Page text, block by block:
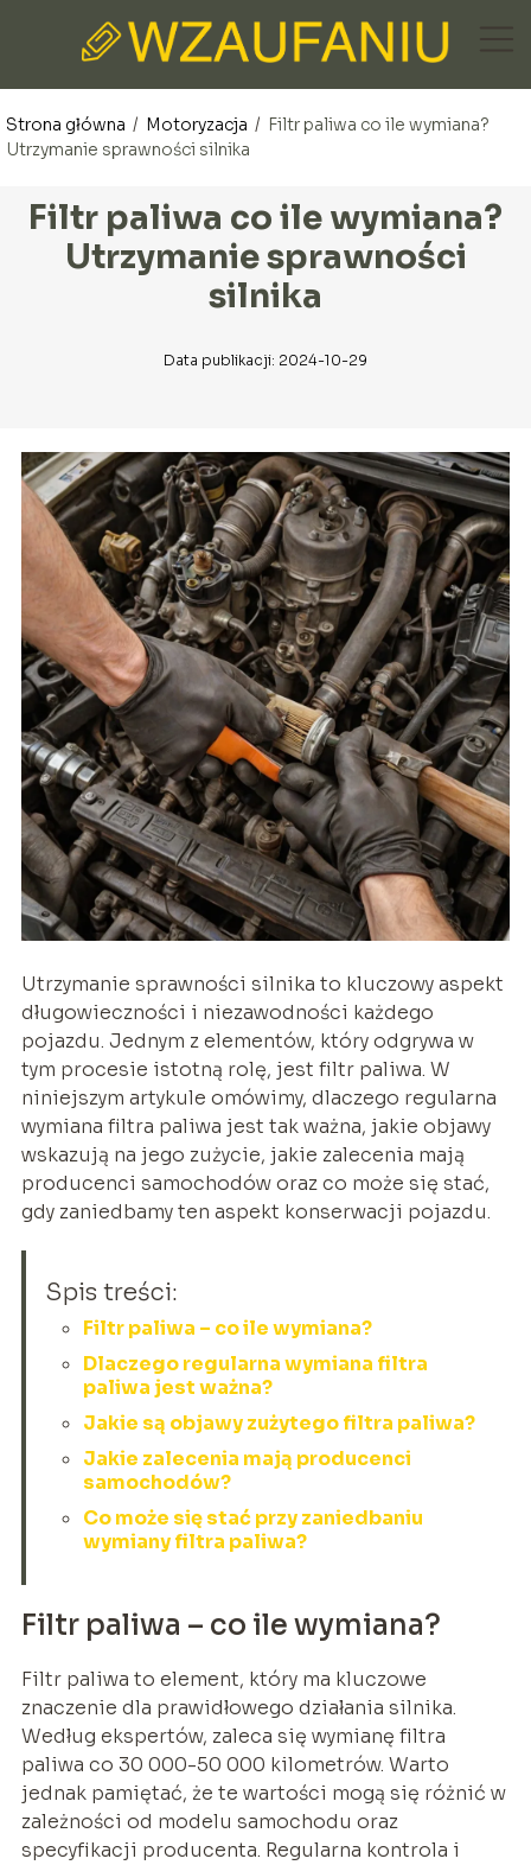
Strona główna / Motoryzacja / Filtr paliwa co ile wymiana?
Utrzymanie sprawności silnika
Filtr paliwa co ile wymiana?
Utrzymanie sprawności
silnika
Data publikacji: 2024-10-29
Utrzymanie sprawności silnika to kluczowy aspekt
długowieczności i niezawodności każdego
pojazdu. Jednym z elementów, który odgrywa w
tym procesie istotną rolę, jest filtr paliwa. W
niniejszym artykule omówimy, dlaczego regularna
wymiana filtra paliwa jest tak ważna, jakie objawy
wskazują na jego zużycie, jakie zalecenia mają
producenci samochodów oraz co może się stać,
gdy zaniedbamy ten aspekt konserwacji pojazdu.
Spis treści:
Filtr paliwa – co ile wymiana?
Dlaczego regularna wymiana filtra
paliwa jest ważna?
Jakie są objawy zużytego filtra paliwa?
Jakie zalecenia mają producenci
samochodów?
Co może się stać przy zaniedbaniu
wymiany filtra paliwa?
Filtr paliwa – co ile wymiana?
Filtr paliwa to element, który ma kluczowe
znaczenie dla prawidłowego działania silnika.
Według ekspertów, zaleca się wymianę filtra
paliwa co 30 000-50 000 kilometrów. Warto
jednak pamiętać, że te wartości mogą się różnić w
zależności od modelu samochodu oraz
specyfikacji producenta. Regularna kontrola i